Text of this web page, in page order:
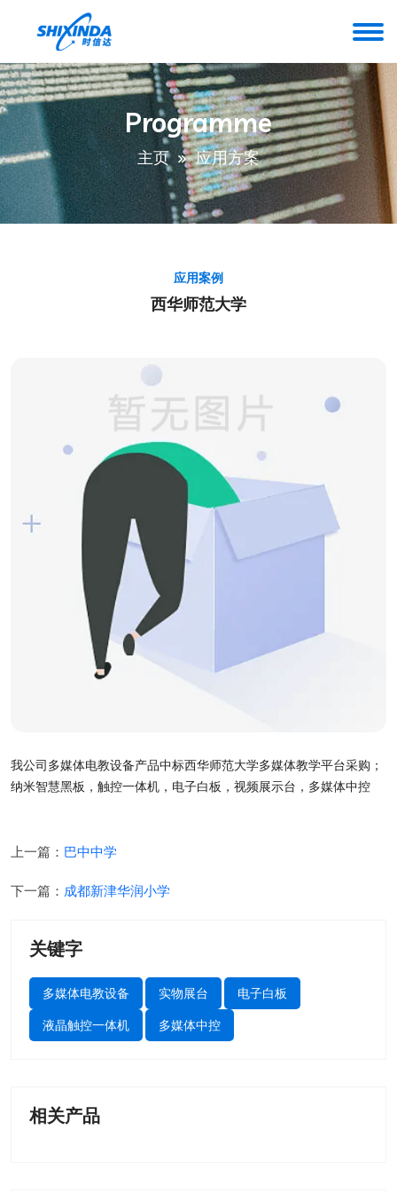
Programme
主页 应用方案
应用案例
西华师范大学
我公司多媒体电教设备产品中标西华师范大学多媒体教学平台采购；
纳米智慧黑板，触控一体机，电子白板，视频展示台，多媒体中控
上一篇： 巴中中学
下一篇： 成都新津华润小学
关键字
多媒体电教设备 实物展台
电子白板
液晶触控一体机
多媒体中控
相关产品